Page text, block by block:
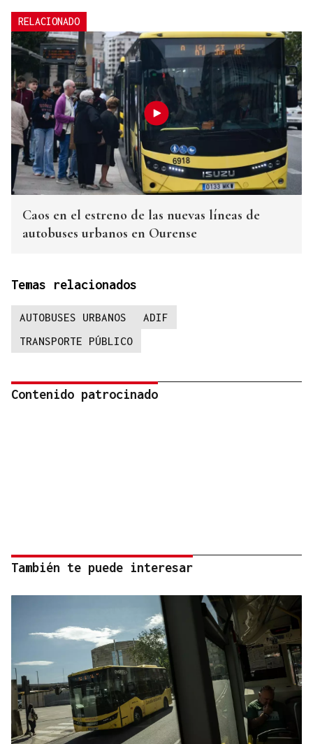
RELACIONADO
Caos en el estreno de las nuevas líneas de
autobuses urbanos en Ourense
Temas relacionados
AUTOBUSES URBANOS
ADIF
TRANSPORTE PÚBLICO
Contenido patrocinado
También te puede interesar